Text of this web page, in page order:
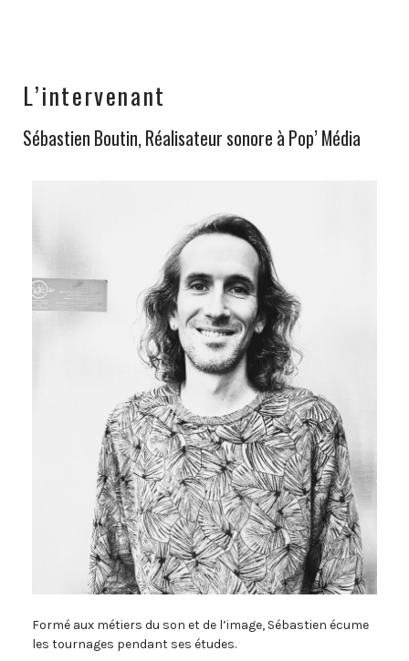
L’intervenant
Sébastien Boutin, Réalisateur sonore à Pop’ Média
Formé aux métiers du son et de l’image, Sébastien écume
les tournages pendant ses études.